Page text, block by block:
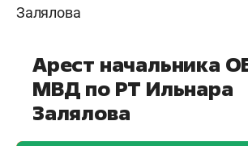
Арест начальника
МВД по РТ Ильнара
Залялова